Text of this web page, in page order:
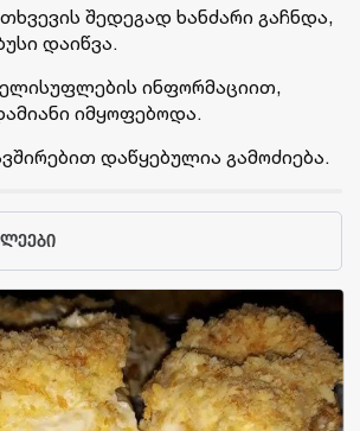
შედეგად ხანძარი გაჩნდა,
დაიწვა.
ინფორმაციით,
იმყოფებოდა.
დაწყებულია გამოძიება.